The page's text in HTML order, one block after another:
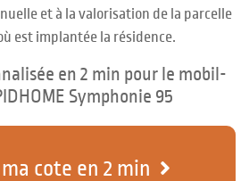
et à la valorisation de la parcelle
est implantée la résidence.
en 2 min pour le mobil-
Symphonie 95
cote en 2 min